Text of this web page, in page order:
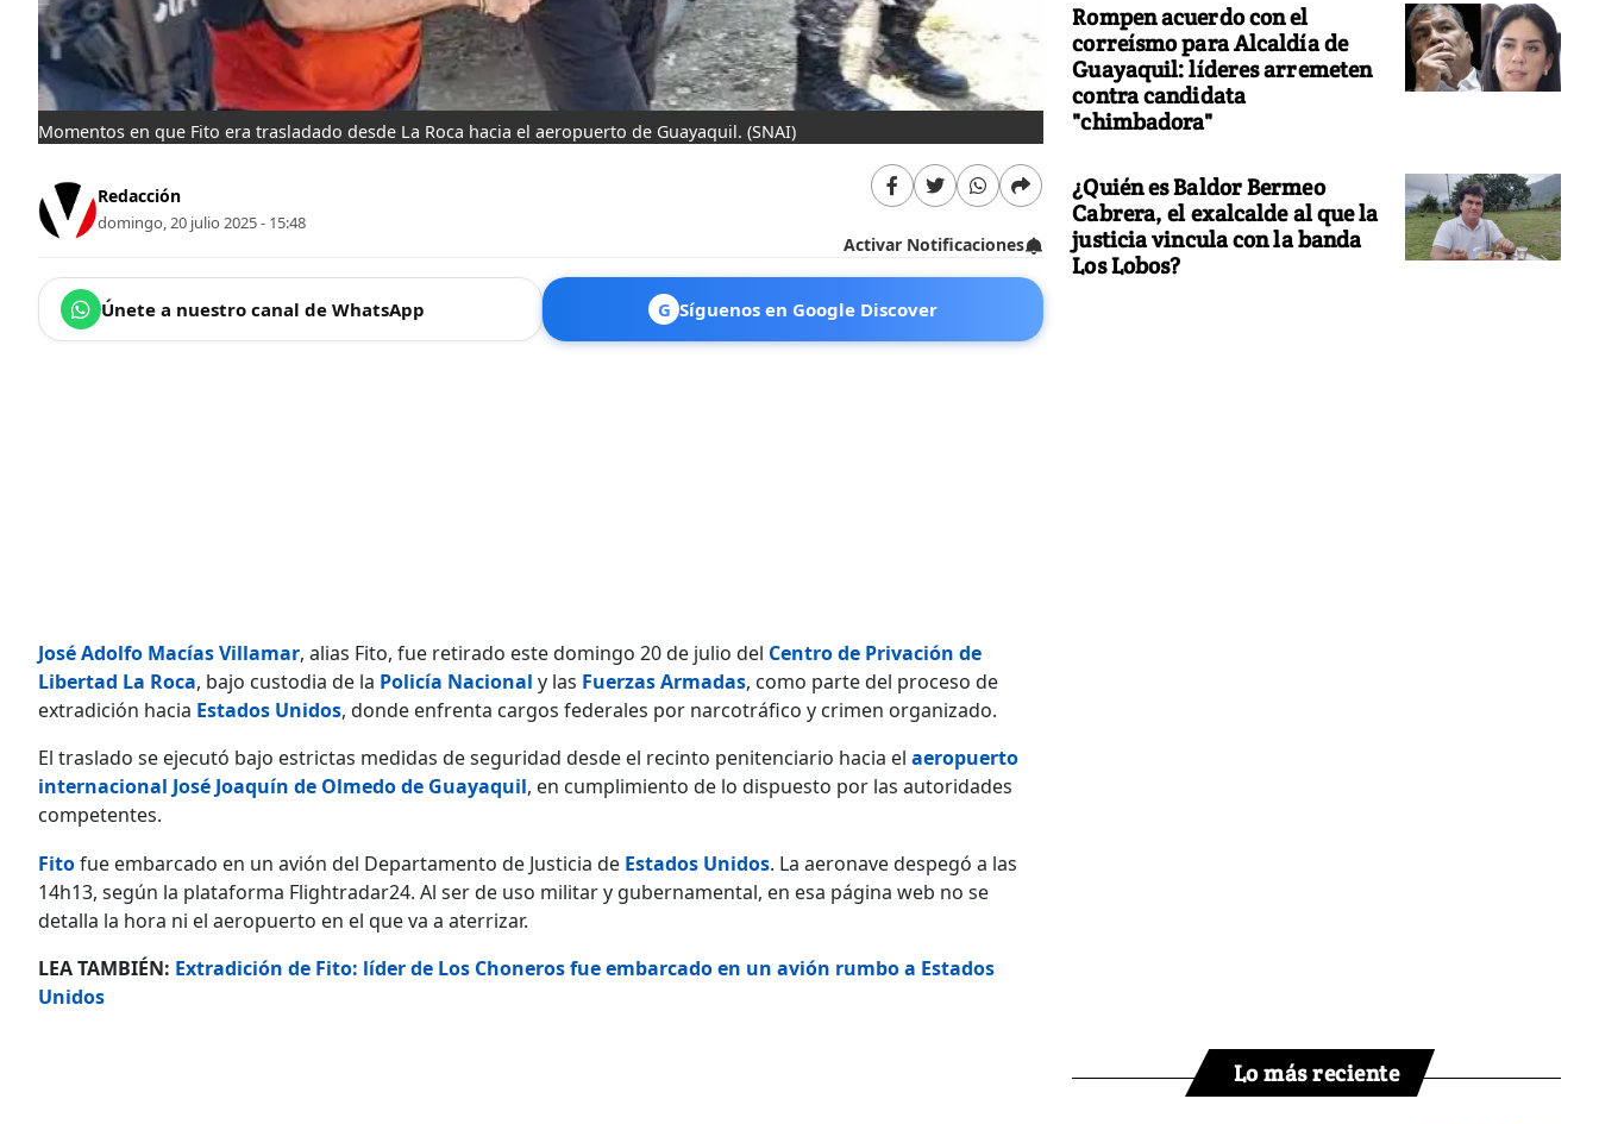
Momentos en que Fito era trasladado desde La Roca hacia el aeropuerto de Guayaquil. (SNAI)
Redacción
domingo, 20 julio 2025 - 15:48
Activar Notificaciones
Únete a nuestro canal de WhatsApp G Síguenos en Google Discover
José Adolfo Macías Villamar, alias Fito, fue retirado este domingo 20 de julio del Centro de Privación de
Libertad La Roca, bajo custodia de la Policía Nacional y las Fuerzas Armadas, como parte del proceso de
extradición hacia Estados Unidos, donde enfrenta cargos federales por narcotráfico y crimen organizado.
El traslado se ejecutó bajo estrictas medidas de seguridad desde el recinto penitenciario hacia el aeropuerto
internacional José Joaquín de Olmedo de Guayaquil, en cumplimiento de lo dispuesto por las autoridades
competentes.
Fitofue embarcado en un avión del Departamento de Justicia de Estados Unidos. La aeronave despegó a las
14h13, según la plataforma Flightradar24. Al ser de uso militar y gubernamental, en esa página web no se
detalla la hora ni el aeropuerto en el que va a aterrizar.
LEA TAMBIÉN: Extradición de Fito: líder de Los Choneros fue embarcado en un avión rumbo a Estados
Unidos
Rompen acuerdo con el
correísmo para Alcaldía de
Guayaquil: líderes arremeten
contra candidata
"chimbadora"
¿Quién es Baldor Bermeo
Cabrera, el exalcalde al que la
justicia vincula con la banda
Los Lobos?
Lo más reciente